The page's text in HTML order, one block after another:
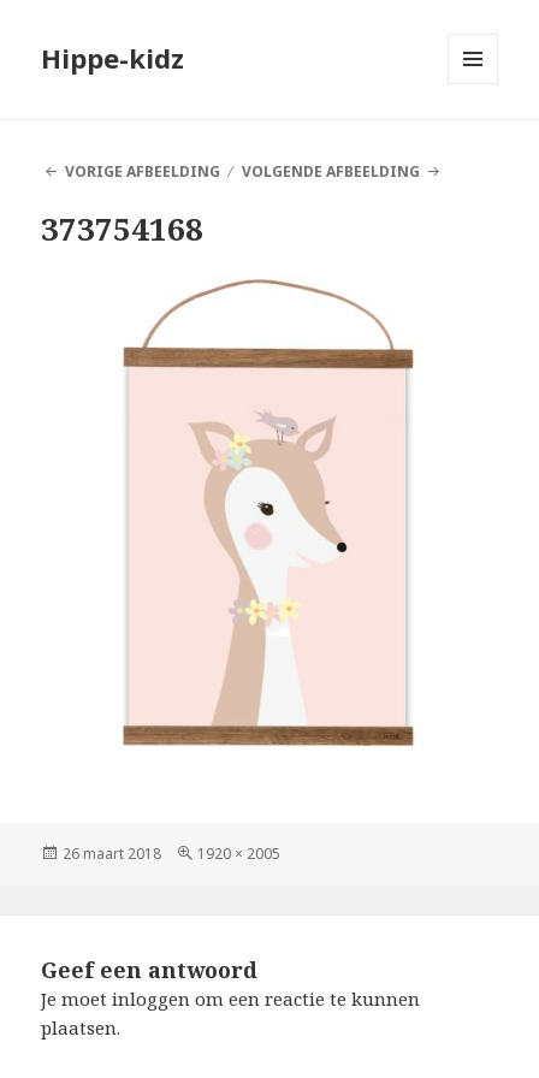
Hippe-kidz
VORIGE AFBEELDING
VOLGENDE AFBEELDING
373754168
Geplaatst
26 maart 2018
Volledige
1920 × 2005
Geef een antwoord
Je moetinloggen om een reactie te kunnen
plaatsen.